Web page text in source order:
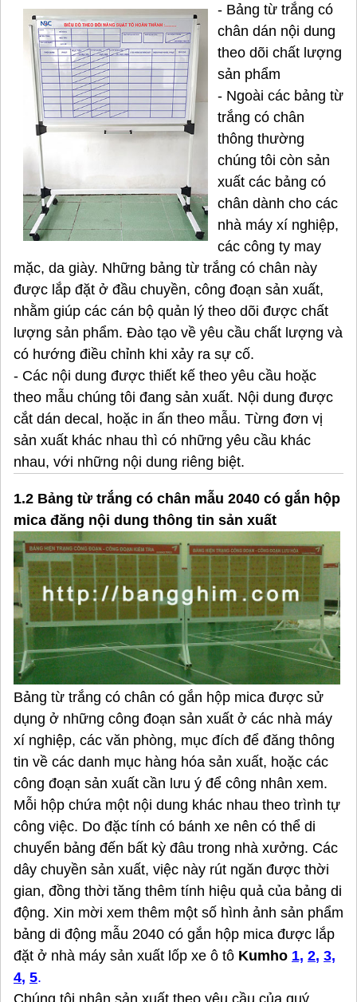
- Bảng từ trắng có
chân dán nội dung
theo dõi chất lượng
sản phẩm
- Ngoài các bảng từ
trắng có chân
thông thường
chúng tôi còn sản
xuất các bảng có
chân dành cho các
nhà máy xí nghiệp,
các công ty may
mặc, da giày. Những bảng từ trắng có chân này
được lắp đặt ở đầu chuyền, công đoạn sản xuất,
nhằm giúp các cán bộ quản lý theo dõi được chất
lượng sản phẩm. Đào tạo về yêu cầu chất lượng và
có hướng điều chỉnh khi xảy ra sự cố.
- Các nội dung được thiết kế theo yêu cầu hoặc
theo mẫu chúng tôi đang sản xuất. Nội dung được
cắt dán decal, hoặc in ấn theo mẫu. Từng đơn vị
sản xuất khác nhau thì có những yêu cầu khác
nhau, với những nội dung riêng biệt.
1.2 Bảng từ trắng có chân mẫu 2040 có gắn hộp
mica đăng nội dung thông tin sản xuất
Bảng từ trắng có chân có gắn hộp mica được sử
dụng ở những công đoạn sản xuất ở các nhà máy
xí nghiệp, các văn phòng, mục đích để đăng thông
tin về các danh mục hàng hóa sản xuất, hoặc các
công đoạn sản xuất cần lưu ý để công nhân xem.
Mỗi hộp chứa một nội dung khác nhau theo trình tự
công việc. Do đặc tính có bánh xe nên có thể di
chuyển bảng đến bất kỳ đâu trong nhà xưởng. Các
dây chuyền sản xuất, việc này rút ngăn được thời
gian, đồng thời tăng thêm tính hiệu quả của bảng di
động. Xin mời xem thêm một số hình ảnh sản phẩm
bảng di động mẫu 2040 có gắn hộp mica được lắp
đặt ở nhà máy sản xuất lốp xe ô tô Kumho 1, 2, 3,
4, 5.